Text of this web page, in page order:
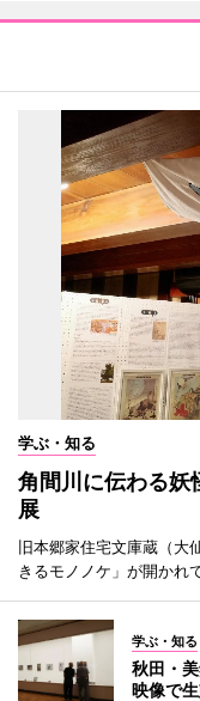
学ぶ・知る
角間川に伝わる
展
旧本郷家住宅文庫蔵（大
きるモノノケ」が開かれ
学ぶ・知る
秋田・
映像で